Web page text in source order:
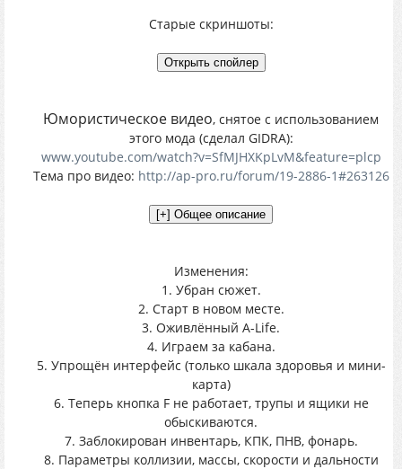
Старые скриншоты:
Юмористическое видео, снятое с использованием
этого мода (сделал GIDRA):
www.youtube.com/watch?v=SfMJHXKpLvM&feature=plcp
Тема про видео: http://ap-pro.ru/forum/19-2886-1#263126
Изменения:
1. Убран сюжет.
2. Старт в новом месте.
3. Оживлённый A-Life.
4. Играем за кабана.
5. Упрощён интерфейс (только шкала здоровья и мини-
карта)
6. Теперь кнопка F не работает, трупы и ящики не
обыскиваются.
7. Заблокирован инвентарь, КПК, ПНВ, фонарь.
8. Параметры коллизии, массы, скорости и дальности